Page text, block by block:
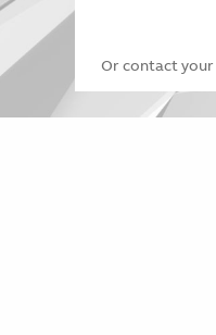
Or contact your